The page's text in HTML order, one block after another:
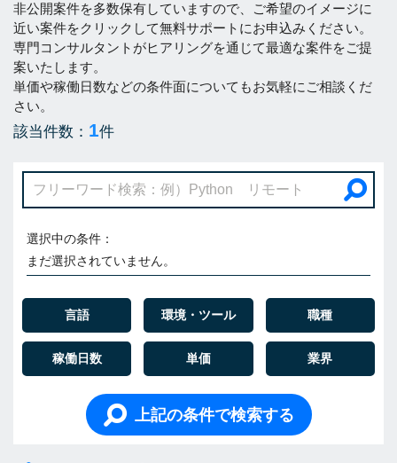
非公開案件を多数保有していますので、ご希望のイメージに
近い案件をクリックして無料サポートにお申込みください。
専門コンサルタントがヒアリングを通じて最適な案件をご提
案いたします。
単価や稼働日数などの条件面についてもお気軽にご相談くだ
さい。
該当件数： 1件
選択中の条件：
まだ選択されていません。
言語 環境・ツール 職種
稼働日数 単価 業界
上記の条件で検索する